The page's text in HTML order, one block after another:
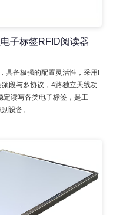
子标签RFID阅读器
具备极强的配置灵活性，采用I
段与多协议，4路独立天线功
定读写各类电子标签，是工
设备。